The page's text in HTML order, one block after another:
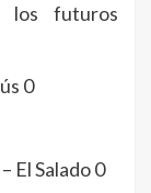
los futuros
0
El Salado 0